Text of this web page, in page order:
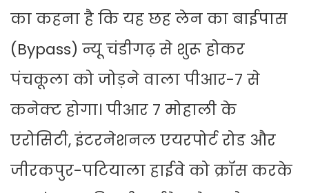
का कहना है कि यह छह लेन का बाईपास
(Bypass) न्यू चंडीगढ़ से शुरू होकर
पंचकूला को जोड़ने वाला पीआर-7 से
कनेक्ट होगा। पीआर 7 मोहाली के
एरोसिटी, इंटरनेशनल एयरपोर्ट रोड और
जीरकपुर-पटियाला हाईवे को क्रॉस करके